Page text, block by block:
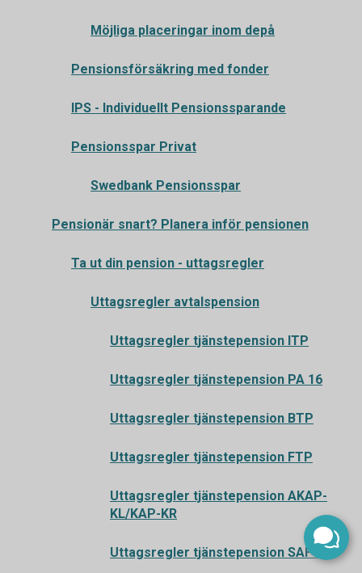
Möjliga placeringar inom depå
Pensionsförsäkring med fonder
IPS - Individuellt Pensionssparande
Pensionsspar Privat
Swedbank Pensionsspar
Pensionär snart? Planera inför pensionen
Ta ut din pension - uttagsregler
Uttagsregler avtalspension
Uttagsregler tjänstepension ITP
Uttagsregler tjänstepension PA 16
Uttagsregler tjänstepension BTP
Uttagsregler tjänstepension FTP
Uttagsregler tjänstepension AKAP-
KL/KAP-KR
Uttagsregler tjänstepension SAF-LO